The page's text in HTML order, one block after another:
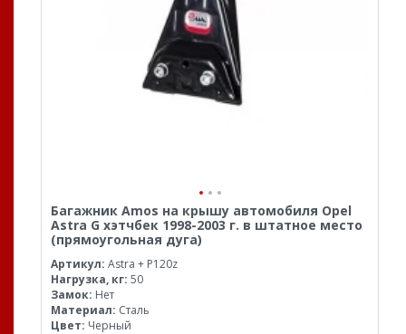
Багажник Amos на крышу автомобиля Opel
Astra G хэтчбек 1998-2003 г. в штатное место
(прямоугольная дуга)
Артикул: Astra + P120z
Нагрузка, кг: 50
Замок: Нет
Материал: Сталь
Цвет: Черный